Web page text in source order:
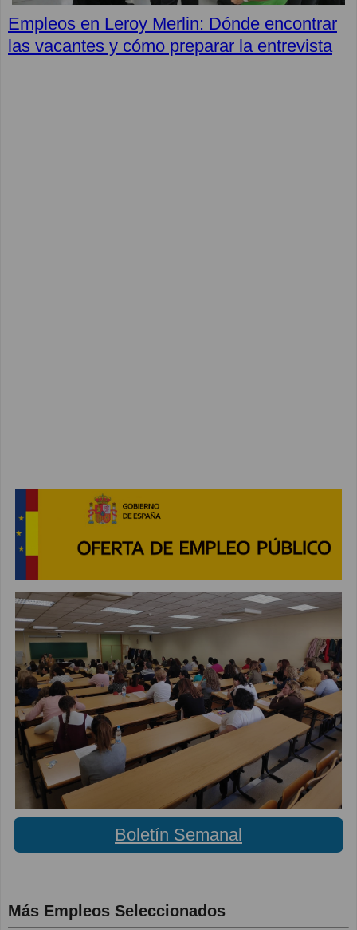
Empleos en Leroy Merlin: Dónde encontrar
las vacantes y cómo preparar la entrevista
Boletín Semanal
Más Empleos Seleccionados